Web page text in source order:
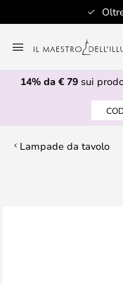
al
contenuto
14% da € 79 sui
Lampade da tavolo